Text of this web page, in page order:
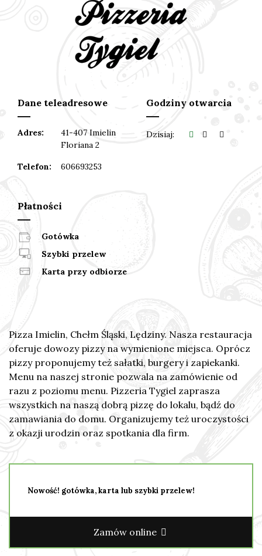
Dane teleadresowe
Adres:
41-407 Imielin
Floriana 2
Telefon: 606693253
Godziny otwarcia
Dzisiaj:
Płatności
Gotówka
Szybki przelew
Karta przy odbiorze
Pizza Imielin, Chełm Śląski, Lędziny. Nasza restauracja
oferuje dowozy pizzy na wymienione miejsca. Oprócz
pizzy proponujemy też sałatki, burgery i zapiekanki.
Menu na naszej stronie pozwala na zamówienie od
razu z poziomu menu. Pizzeria Tygiel zaprasza
wszystkich na naszą dobrą pizzę do lokalu, bądź do
zamawiania do domu. Organizujemy też uroczystości
z okazji urodzin oraz spotkania dla firm.
Nowość! gotówka, karta lub szybki przelew!
Zamów online